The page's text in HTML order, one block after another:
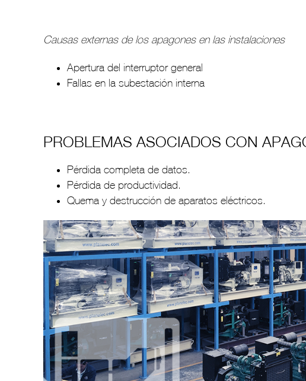
Causas externas de los apagones en las instalaciones
Apertura del interruptor general
Fallas en la subestación interna
PROBLEMAS ASOCIADOS CON
Pérdida completa de datos.
Pérdida de productividad.
Quema y destrucción de aparatos eléctricos.